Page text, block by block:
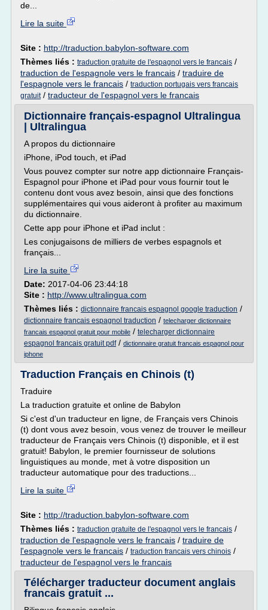
de...
Lire la suite
Site : http://traduction.babylon-software.com
Thèmes liés : traduction gratuite de l'espagnol vers le francais /
traduction de l'espagnole vers le francais / traduire de
l'espagnole vers le francais / traduction portugais vers francais
gratuit/ traducteur de l'espagnol vers le francais
Dictionnaire français-espagnol Ultralingua
| Ultralingua
A propos du dictionnaire
iPhone, iPod touch, et iPad
Vous pouvez compter sur notre app dictionnaire Français-
Espagnol pour iPhone et iPad pour vous fournir tout le
contenu dont vous avez besoin, ainsi que des fonctions
supplémentaires qui vous aideront à profiter au maximum
du dictionnaire.
Cette app pour iPhone et iPad inclut :
Les conjugaisons de milliers de verbes espagnols et
français...
Lire la suite
Date: 2017-04-06 23:44:18
Site : http://www.ultralingua.com
Thèmes liés : dictionnaire francais espagnol google traduction /
dictionnaire francais espagnol traduction / telecharger dictionnaire
francais espagnol gratuit pour mobile / telecharger dictionnaire
espagnol francais gratuit pdf/ dictionnaire gratuit francais espagnol pour
iphone
Traduction Français en Chinois (t)
Traduire
La traduction gratuite et online de Babylon
Si c'est d'un traducteur en ligne, de Français vers Chinois
(t) dont vous avez besoin, vous venez de trouver le meilleur
traducteur de Français vers Chinois (t) disponible, et il est
gratuit! Babylon, le premier fournisseur de solutions
linguistiques au monde, met à votre disposition un
traducteur automatique pour des traductions...
Lire la suite
Site : http://traduction.babylon-software.com
Thèmes liés : traduction gratuite de l'espagnol vers le francais /
traduction de l'espagnole vers le francais / traduire de
l'espagnole vers le francais / traduction francais vers chinois /
traducteur de l'espagnol vers le francais
Télécharger traducteur document anglais
francais gratuit ...